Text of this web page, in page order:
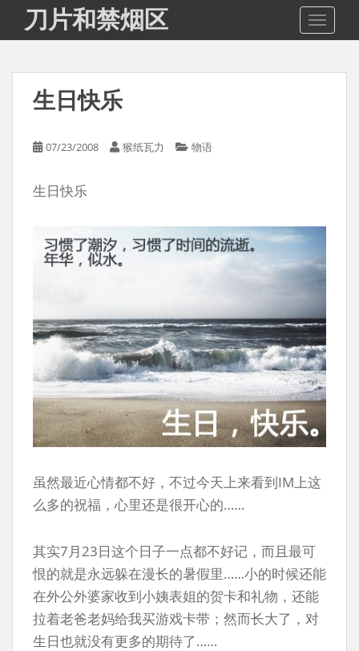
i
刀片和禁烟区
生日快乐
07/23/2008 猴纸瓦力 物语
生日快乐
虽然最近心情都不好，不过今天上来看到IM上这
么多的祝福，心里还是很开心的……
其实7月23日这个日子一点都不好记，而且最可
恨的就是永远躲在漫长的暑假里……小的时候还能
在外公外婆家收到小姨表姐的贺卡和礼物，还能
拉着老爸老妈给我买游戏卡带；然而长大了，对
生日也就没有更多的期待了……